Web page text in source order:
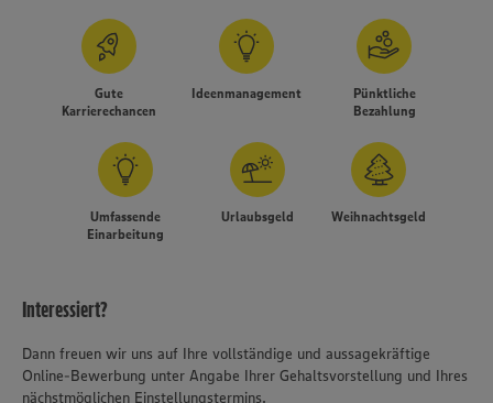
Gute
Karrierechancen
Ideenmanagement
Pünktliche
Bezahlung
Umfassende
Einarbeitung
Urlaubsgeld Weihnachtsgeld
Interessiert?
Dann freuen wir uns auf Ihre vollständige und aussagekräftige
Online-Bewerbung unter Angabe Ihrer Gehaltsvorstellung und Ihres
nächstmöglichen Einstellungstermins.